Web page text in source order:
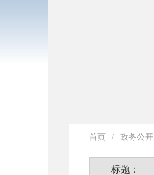
首页 / 政务公开
标题：